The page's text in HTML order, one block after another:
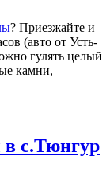
? Приезжайте и
(авто от Усть-
гулять целый
камни,
в с.Тюнгур